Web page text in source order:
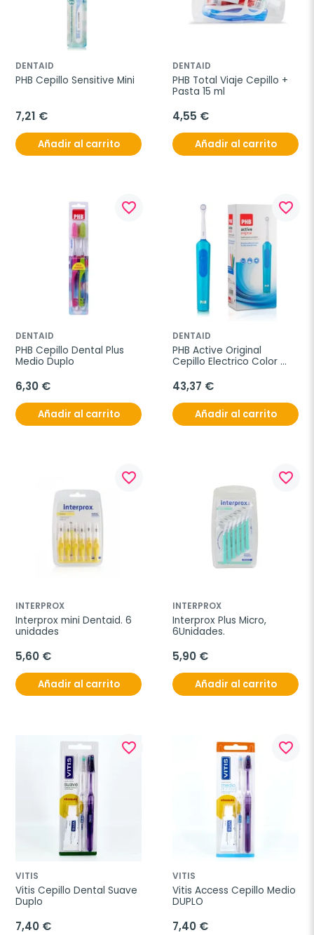
DENTAID
PHB Cepillo Sensitive Mini
7,21 €
Añadir al carrito
DENTAID
PHB Total Viaje Cepillo +
Pasta 15 ml
4,55 €
Añadir al carrito
favorite_border
DENTAID
PHB Cepillo Dental Plus
Medio Duplo
6,30 €
Añadir al carrito
favorite_border
DENTAID
PHB Active Original
Cepillo Electrico Color
43,37 €
Añadir al carrito
favorite_border
INTERPROX
Interprox mini Dentaid. 6
unidades
5,60 €
Añadir al carrito
favorite_border
INTERPROX
Interprox Plus Micro,
6Unidades.
5,90 €
Añadir al carrito
favorite_border
VITIS
Vitis Cepillo Dental Suave
Duplo
7,40 €
favorite_border
VITIS
Vitis Access Cepillo Medio
DUPLO
7,40 €